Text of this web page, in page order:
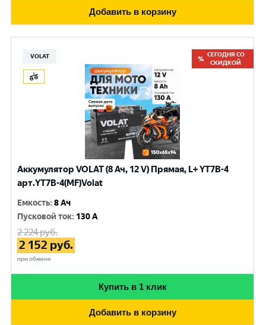
Добавить в корзину
VOLAT
СЕГОДНЯ СО
СКИДКОЙ
Аккумулятор VOLAT (8 Ач, 12 V) Прямая, L+ YT7B-4
арт.YT7B-4(MF)Volat
Емкость:8 Ач
Пусковой ток: 130 A
2 224руб.
2 152 руб.
при обмене
Купить в 1 клик
Добавить в корзину